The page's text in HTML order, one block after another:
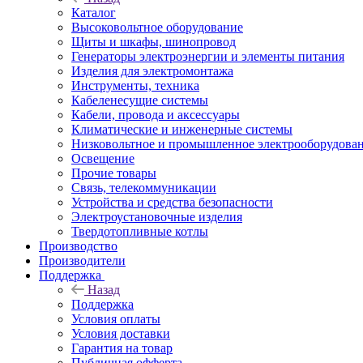
Каталог
Высоковольтное оборудование
Щиты и шкафы, шинопровод
Генераторы электроэнергии и элементы питания
Изделия для электромонтажа
Инструменты, техника
Кабеленесущие системы
Кабели, провода и аксессуары
Климатические и инженерные системы
Низковольтное и промышленное
Освещение
Прочие товары
Связь, телекоммуникации
Устройства и средства безопасности
Электроустановочные изделия
Твердотопливные котлы
Производство
Производители
Поддержка
Назад
Поддержка
Условия оплаты
Условия доставки
Гарантия на товар